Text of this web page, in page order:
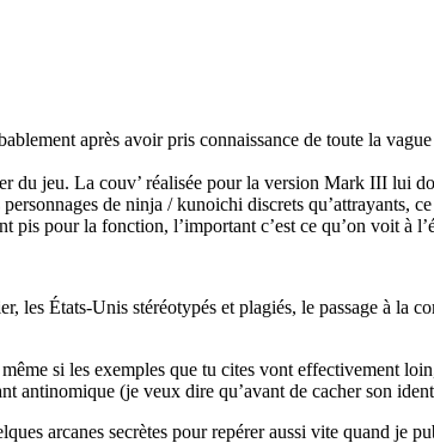
après avoir pris connaissance de toute la
du jeu. La couv’ réalisée pour la version Mark III lui
de ninja / kunoichi discrets qu’attrayants,
pour la fonction, l’important c’est ce qu’on voit à
États-Unis stéréotypés et plagiés, le passage à la
si les exemples que tu cites vont effectivement
antinomique (je veux dire qu’avant de cacher son
arcanes secrètes pour repérer aussi vite quand je